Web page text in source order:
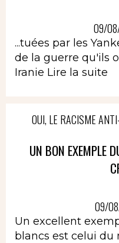
09/
...tuées par les
de la guerre qu'ils
Iranie Lire la suite
OUI, LE RACISME
UN BON EXEMPLE
09/
Un excellent
blancs est celui du